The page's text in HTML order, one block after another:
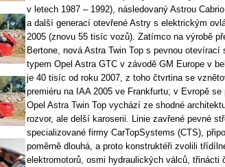
v letech 1987 – 1992), následovaný Astrou
a další generací otevřené Astry s elektrickým
2005 (znovu 55 tisíc vozů). Zatímco na výrobě
Bertone, nová Astra Twin Top s pevnou
typem Opel Astra GTC v závodě GM Europe v
je 40 tisíc od roku 2007, z toho čtvrtina se
premiéru na IAA 2005 ve Frankfurtu; v Evropě se
Opel Astra Twin Top vychází ze shodné
rozvor, ale delší karoserii. Linie zavřené pevné
specializované firmy CarTopSystems (CTS),
poměrně dlouhá, a proto konstruktéři zvolili
elektromotorů, osmi hydraulických válců, třinácti